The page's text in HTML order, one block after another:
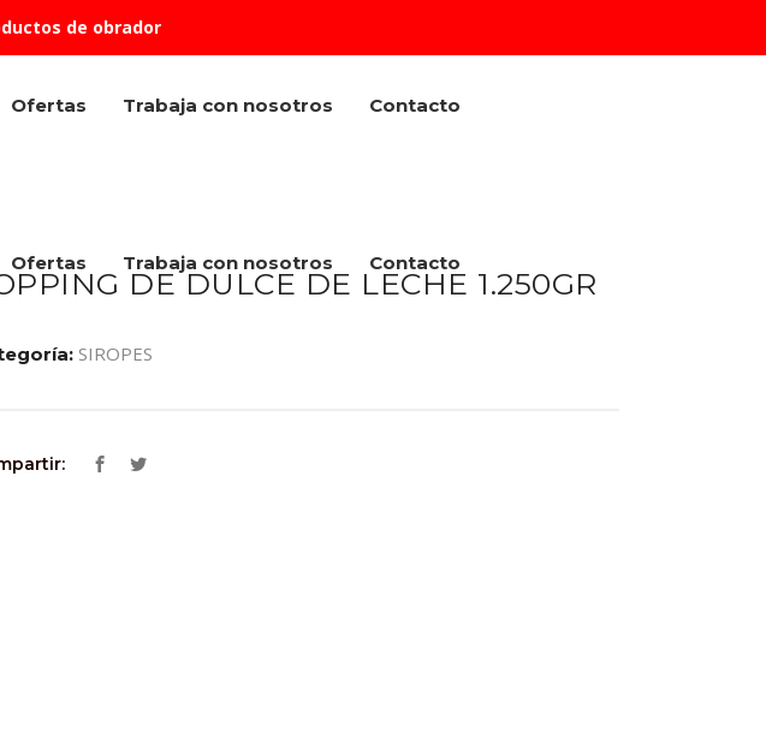
de obrador
Ofertas Trabaja con nosotros Contacto
Ofertas Trabaja con nosotros Contacto
DE DULCE DE LECHE 1.250GR
SIROPES